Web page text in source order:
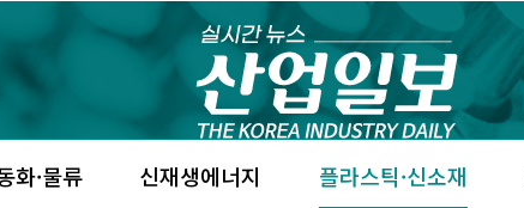
화·물류 신재생에너지 플라스틱·신소재